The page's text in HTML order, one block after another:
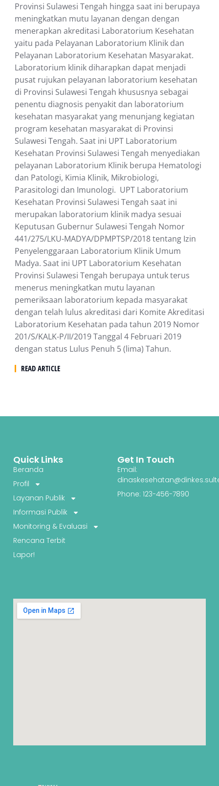
Provinsi Sulawesi Tengah hingga saat ini berupaya
meningkatkan mutu layanan dengan dengan
menerapkan akreditasi Laboratorium Kesehatan
yaitu pada Pelayanan Laboratorium Klinik dan
Pelayanan Laboratorium Kesehatan Masyarakat.
Laboratorium klinik diharapkan dapat menjadi
pusat rujukan pelayanan laboratorium kesehatan
di Provinsi Sulawesi Tengah khususnya sebagai
penentu diagnosis penyakit dan laboratorium
kesehatan masyarakat yang menunjang kegiatan
program kesehatan masyarakat di Provinsi
Sulawesi Tengah. Saat ini UPT Laboratorium
Kesehatan Provinsi Sulawesi Tengah menyediakan
pelayanan Laboratorium Klinik berupa Hematologi
dan Patologi, Kimia Klinik, Mikrobiologi,
Parasitologi dan Imunologi. UPT Laboratorium
Kesehatan Provinsi Sulawesi Tengah saat ini
merupakan laboratorium klinik madya sesuai
Keputusan Gubernur Sulawesi Tengah Nomor
441/275/LKU-MADYA/DPMPTSP/2018 tentang Izin
Penyelenggaraan Laboratorium Klinik Umum
Madya. Saat ini UPT Laboratorium Kesehatan
Provinsi Sulawesi Tengah berupaya untuk terus
menerus meningkatkan mutu layanan
pemeriksaan laboratorium kepada masyarakat
dengan telah lulus akreditasi dari Komite Akreditasi
Laboratorium Kesehatan pada tahun 2019 Nomor
201/S/KALK-P/II/2019 Tanggal 4 Februari 2019
dengan status Lulus Penuh 5 (lima) Tahun.
READ ARTICLE
Quick Links
Beranda
Profil
Layanan Publik
Informasi Publik
Monitoring & Evaluasi
Rencana Terbit
Lapor!
Get In Touch
Email:
Phone: 123-456-7890